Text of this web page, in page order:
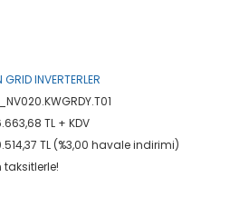
GRID INVERTERLER
TL + KDV
TL (%3,00 havale indirimi)
taksitlerle!